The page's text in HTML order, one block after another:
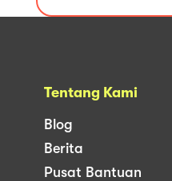
Tentang Kami
Blog
Berita
Pusat Bantuan